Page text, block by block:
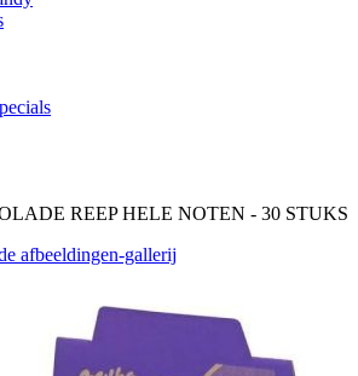
REEP HELE NOTEN - 30 STUKS
afbeeldingen-gallerij